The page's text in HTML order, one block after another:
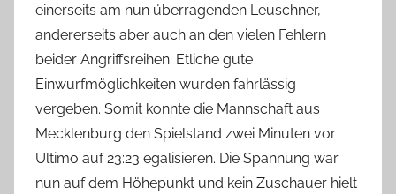
einerseits am nun überragenden Leuschner,
andererseits aber auch an den vielen Fehlern
beider Angriffsreihen. Etliche gute
Einwurfmöglichkeiten wurden fahrlässig
vergeben. Somit konnte die Mannschaft aus
Mecklenburg den Spielstand zwei Minuten vor
Ultimo auf 23:23 egalisieren. Die Spannung war
nun auf dem Höhepunkt und kein Zuschauer hielt